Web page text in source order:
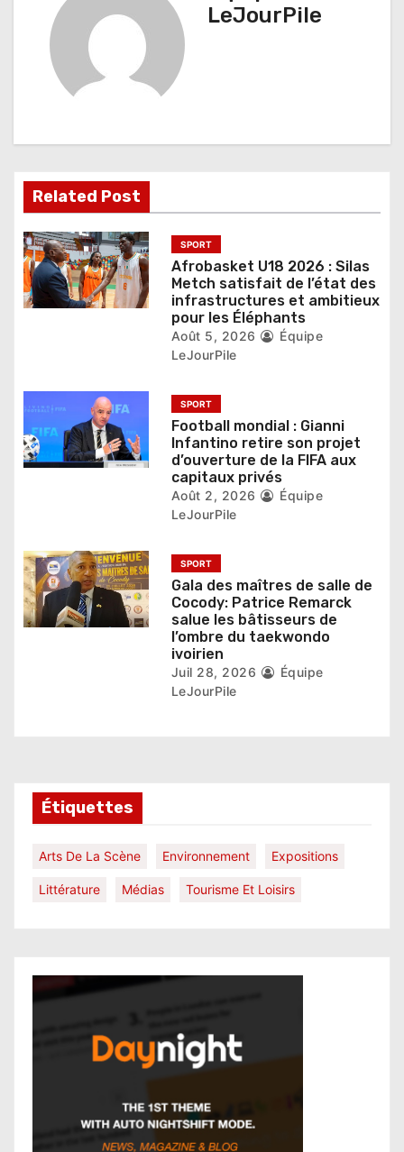
n
d
e
l
’
a
i
c
LeJourPile
Related Post
SPORT
Afrobasket U18 2026 : Silas
Metch satisfait de l’état des
infrastructures et ambitieux
pour les Éléphants
Août 5, 2026
Équipe
LeJourPile
SPORT
Football mondial : Gianni
Infantino retire son projet
d’ouverture de la FIFA aux
capitaux privés
Août 2, 2026
Équipe
LeJourPile
SPORT
Gala des maîtres de salle de
Cocody: Patrice Remarck
salue les bâtisseurs de
l’ombre du taekwondo
ivoirien
Juil 28, 2026
Équipe
LeJourPile
Étiquettes
Arts De La Scène Environnement Expositions
Littérature Médias Tourisme Et Loisirs